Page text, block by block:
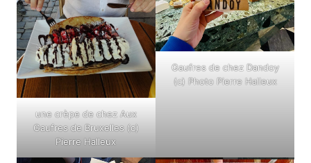
une crèpe de chez Aux
Gaufres de Bruxelles (c)
Pierre Halleux
Gaufres de chez Dandoy
(c) Photo Pierre Halleux